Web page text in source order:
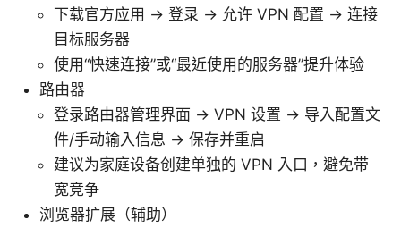
下载官方应用 → 登录 → 允许 VPN 配置 → 连接
目标服务器
使用“快速连接”或“最近使用的服务器”提升体验
路由器
登录路由器管理界面 → VPN 设置 → 导入配置文
件/手动输入信息 → 保存并重启
建议为家庭设备创建单独的 VPN 入口，避免带
宽竞争
浏览器扩展（辅助）